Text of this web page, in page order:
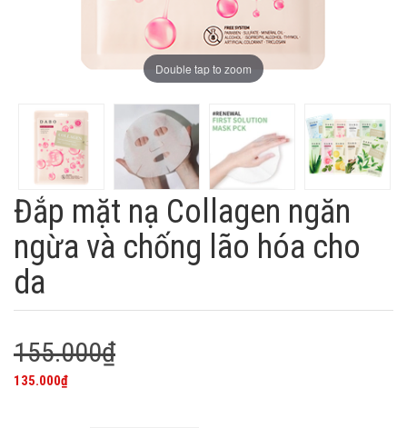
Double tap to zoom
Đắp mặt nạ Collagen ngăn
ngừa và chống lão hóa cho
da
155.000₫
135.000₫